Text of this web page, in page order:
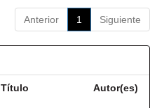
Anterior 1 Siguiente
Título Autor(es)